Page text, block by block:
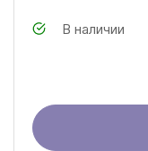
В наличии